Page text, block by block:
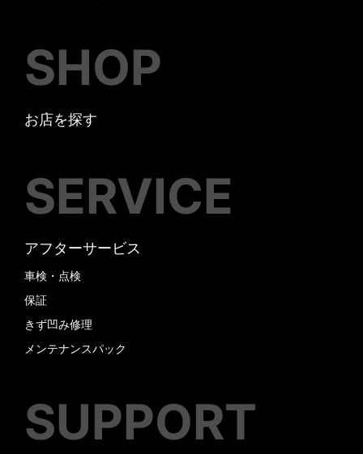
SHOP
お店を探す
SERVICE
アフターサービス
車検・点検
保証
きず凹み修理
メンテナンスパック
SUPPORT